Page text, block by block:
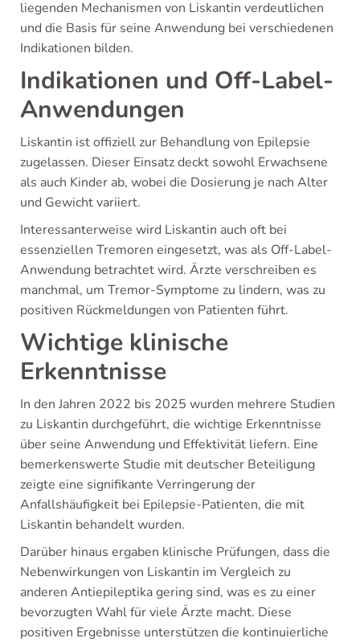
liegenden Mechanismen von Liskantin verdeutlichen
und die Basis für seine Anwendung bei verschiedenen
Indikationen bilden.
Indikationen und Off-Label-
Anwendungen
Liskantin ist offiziell zur Behandlung von Epilepsie
zugelassen. Dieser Einsatz deckt sowohl Erwachsene
als auch Kinder ab, wobei die Dosierung je nach Alter
und Gewicht variiert.
Interessanterweise wird Liskantin auch oft bei
essenziellen Tremoren eingesetzt, was als Off-Label-
Anwendung betrachtet wird. Ärzte verschreiben es
manchmal, um Tremor-Symptome zu lindern, was zu
positiven Rückmeldungen von Patienten führt.
Wichtige klinische
Erkenntnisse
In den Jahren 2022 bis 2025 wurden mehrere Studien
zu Liskantin durchgeführt, die wichtige Erkenntnisse
über seine Anwendung und Effektivität liefern. Eine
bemerkenswerte Studie mit deutscher Beteiligung
zeigte eine signifikante Verringerung der
Anfallshäufigkeit bei Epilepsie-Patienten, die mit
Liskantin behandelt wurden.
Darüber hinaus ergaben klinische Prüfungen, dass die
Nebenwirkungen von Liskantin im Vergleich zu
anderen Antiepileptika gering sind, was es zu einer
bevorzugten Wahl für viele Ärzte macht. Diese
positiven Ergebnisse unterstützen die kontinuierliche